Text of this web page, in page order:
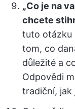
„Co je na
chcete
tuto otázku
tom, co
důležité a
Odpovědi
tradiční, jak